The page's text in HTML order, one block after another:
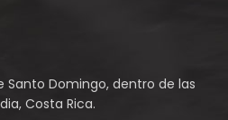
Domingo, dentro de las
Costa Rica.